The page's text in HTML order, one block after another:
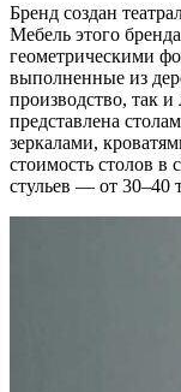
Бренд создан
Мебель этого
геометрическими
выполненные из
производство, так
представлена
зеркалами,
стоимость столов в
стульев — от 30–40